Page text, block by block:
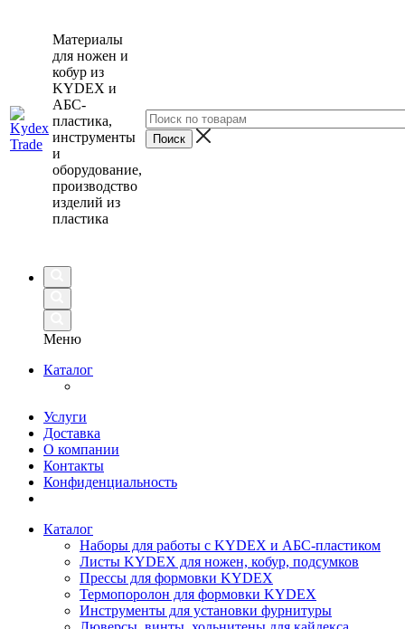
Материалы
для ножен и
кобур из
KYDEX и
АБС-
пластика,
инструменты
и
оборудование,
производство
изделий из
пластика
Меню
Каталог
Услуги
Доставка
О компании
Контакты
Конфиденциальность
Каталог
Наборы для работы с KYDEX и АБС-пластиком
Листы KYDEX для ножен, кобур, подсумков
Прессы для формовки KYDEX
Термопоролон для формовки KYDEX
Инструменты для установки фурнитуры